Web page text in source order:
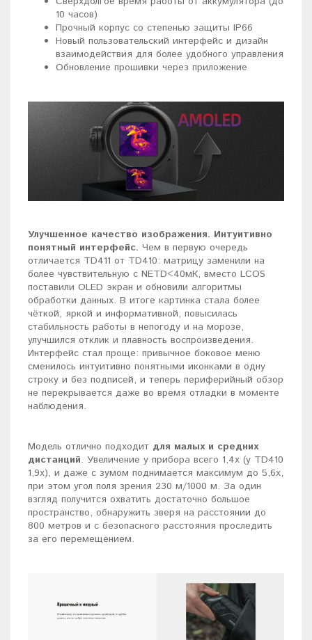
10 часов)
Прочный корпус со степенью защиты IP66
Новый пользовательский интерфейс и дизайн
взаимодействия для более удобного управления
Обновление прошивки через приложение
Улучшенное качество изображения. Интуитивно
понятный интерфейс. Чем в первую очередь
отличается TD411 от TD410: матрицу заменили на
более чувствительную c NETD<40мК, вместо LCOS
поставили OLED экран и обновили алгоритмы
обработки данных. В итоге картинка стала более
чёткой, яркой и информативной, повысилась
стабильность работы в непогоду и на морозе,
улучшился отклик и плавность воспроизведения.
Интерфейс стал проще: привычное боковое меню
сменилось интуитивно понятными иконками в одну
строку и без подписей, и теперь периферийный обзор
не перекрывается даже во время отладки в моменте
наблюдения.
Модель отлично подходит для малых и средних
дистанций. Увеличение у прибора всего 1,4x (у TD410
1,9x), и даже с зумом поднимается максимум до 5,6x,
при этом угол поля зрения 230 м/1000 м. За один
взгляд получится охватить достаточно большое
пространство, обнаружить зверя на расстоянии до
800 метров и с безопасного расстояния проследить
за его перемещением.